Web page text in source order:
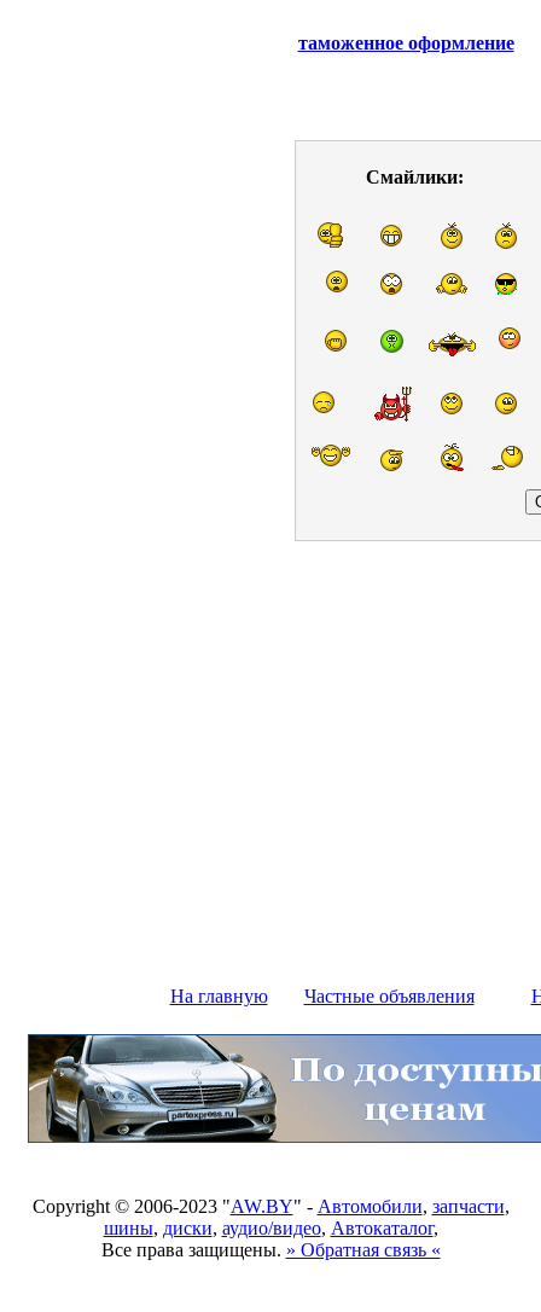
таможенное оформление
Смайлики:
На главную Частные объявления
Copyright © 2006-2023 "AW.BY" - Автомобили, запчасти,
шины, диски, аудио/видео, Автокаталог,
Все права защищены. » Обратная связь «